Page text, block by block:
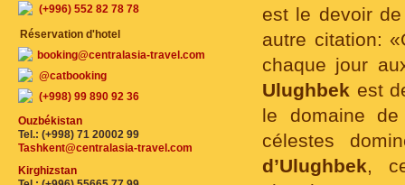
est le devoir
autre citation:
chaque jour
Ulughbek est
le domaine
célestes
d’Ulughbek,
(+996) 552 82 78 78
Réservation d'hotel
booking@centralasia-travel.com
@catbooking
(+998) 99 890 92 36
Ouzbékistan
Tel.: (+998) 71 20002 99
Tashkent@centralasia-travel.com
Kirghizstan